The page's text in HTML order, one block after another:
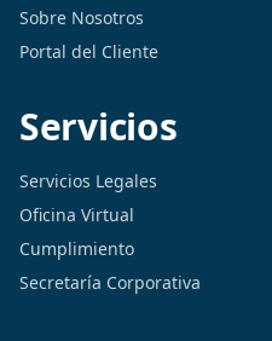
Sobre Nosotros
Portal del Cliente
Servicios
Servicios Legales
Oficina Virtual
Cumplimiento
Secretaría Corporativa